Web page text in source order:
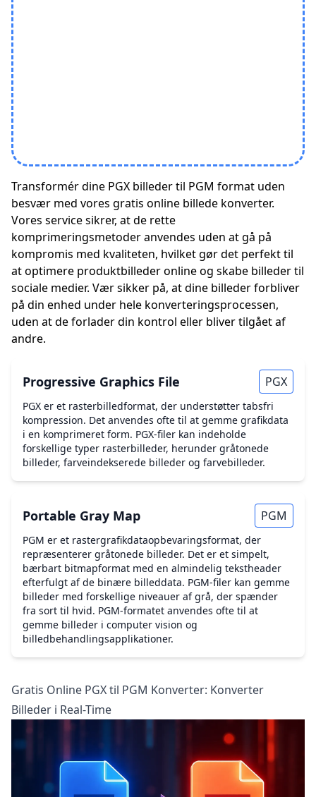
Transformér dine PGX billeder til PGM format uden
besvær med vores gratis online billede konverter.
Vores service sikrer, at de rette
komprimeringsmetoder anvendes uden at gå på
kompromis med kvaliteten, hvilket gør det perfekt til
at optimere produktbilleder online og skabe billeder til
sociale medier. Vær sikker på, at dine billeder forbliver
på din enhed under hele konverteringsprocessen,
uden at de forlader din kontrol eller bliver tilgået af
andre.
Progressive Graphics File PGX
PGX er et rasterbilledformat, der understøtter tabsfri
kompression. Det anvendes ofte til at gemme grafikdata
i en komprimeret form. PGX-filer kan indeholde
forskellige typer rasterbilleder, herunder gråtonede
billeder, farveindekserede billeder og farvebilleder.
Portable Gray Map PGM
PGM er et rastergrafikdataopbevaringsformat, der
repræsenterer gråtonede billeder. Det er et simpelt,
bærbart bitmapformat med en almindelig tekstheader
efterfulgt af de binære billeddata. PGM-filer kan gemme
billeder med forskellige niveauer af grå, der spænder
fra sort til hvid. PGM-formatet anvendes ofte til at
gemme billeder i computer vision og
billedbehandlingsapplikationer.
Gratis Online PGX til PGM Konverter: Konverter
Billeder i Real-Time